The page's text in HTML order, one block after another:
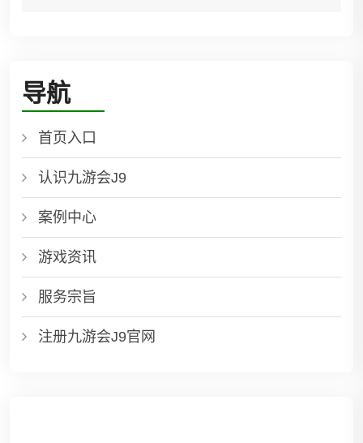
导航
首页入口
认识九游会J9
案例中心
游戏资讯
服务宗旨
注册九游会J9官网